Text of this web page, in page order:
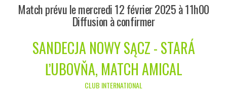
Match prévu le mercredi 12 février 2025 à 11h00
Diffusion à confirmer
SANDECJA NOWY SĄCZ - STARÁ
ĽUBOVŇA, MATCH AMICAL
CLUB INTERNATIONAL